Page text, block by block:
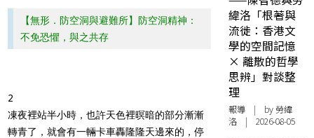
【無形．防空洞與避難所】防空洞精神：
不免恐懼，與之共存
2
凍夜裡站半小時，也許天色裡暝暗的部分漸漸
轉青了，就會有一輛卡車轟隆隆天邊來的，停
緯洛「根著與
流徙：香港文
學的空間記憶
× 離散的哲學
思辨」對談整
理
報導 | by 勞緯
洛 | 2026-08-05